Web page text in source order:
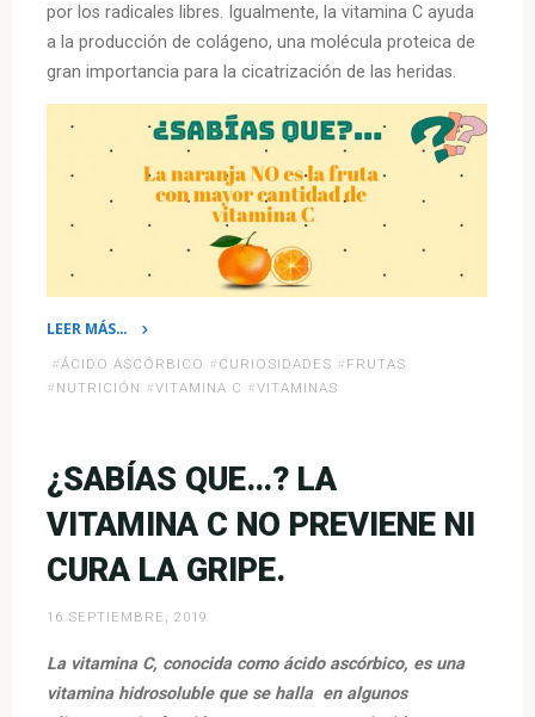
por los radicales libres. Igualmente, la vitamina C ayuda
a la producción de colágeno, una molécula proteica de
gran importancia para la cicatrización de las heridas.
LEER MÁS…
«¿Sabías
que…
NO
es
la
fruta
con
mayor
de
vitamina
#ÁCIDO ASCÓRBICO # CURIOSIDADES # FRUTAS
# NUTRICIÓN #VITAMINA C #VITAMINAS
¿SABÍAS QUE…? LA
VITAMINA C NO PREVIENE NI
CURA LA GRIPE.
16 SEPTIEMBRE, 2019
La vitamina C, conocida como ácido ascórbico, es una
vitamina hidrosoluble que se halla en algunos